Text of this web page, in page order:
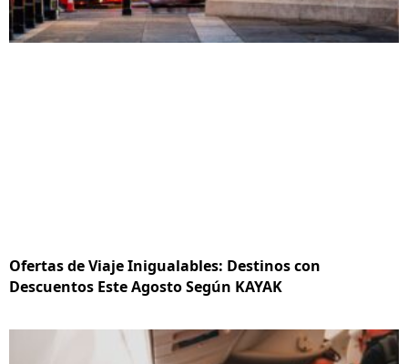
Ofertas de Viaje Inigualables: Destinos con
Descuentos Este Agosto Según KAYAK